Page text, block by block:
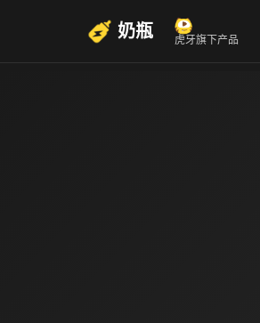
奶瓶 虎牙旗下产品